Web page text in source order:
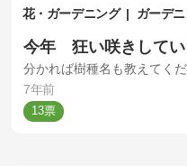
花・ガーデニング ガーデ
今年 狂い咲きしてい
分かれば樹種名も教えてくだ
7年前
13